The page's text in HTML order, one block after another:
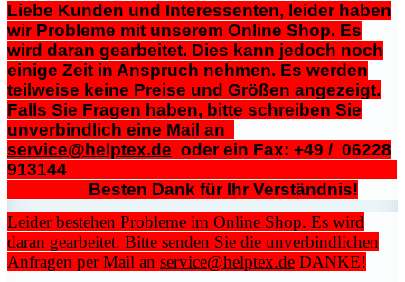
Liebe Kunden und Interessenten, leider haben
wir Probleme mit unserem Online Shop. Es
wird daran gearbeitet. Dies kann jedoch noch
einige Zeit in Anspruch nehmen. Es werden
teilweise keine Preise und Größen angezeigt.
Falls Sie Fragen haben, bitte schreiben Sie
unverbindlich eine Mail an
service@helptex.de oder ein Fax: +49 / 06228
913144
Besten Dank für Ihr Verständnis!
Leider bestehen Probleme im Online Shop. Es wird
daran gearbeitet. Bitte senden Sie die unverbindlichen
Anfragen per Mail an service@helptex.de DANKE!